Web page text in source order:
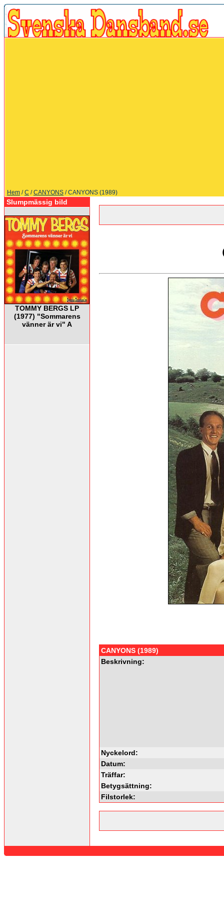
Hem /C /CANYONS / CANYONS (1989)
Slumpmässig bild
TOMMY BERGS LP
(1977) "Sommarens
vänner är vi" A
CANYONS (1989)
Beskrivning:
Nyckelord:
Datum:
Träffar:
Betygsättning:
Filstorlek: